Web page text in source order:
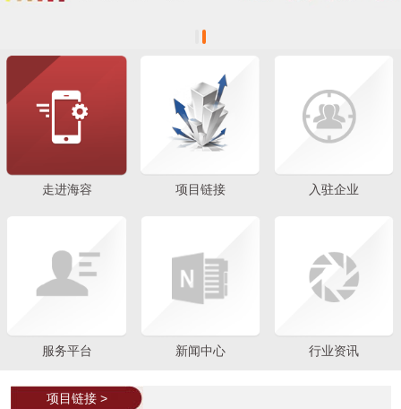
走进海容 项目链接 入驻企业
服务平台 新闻中心 行业资讯
项目链接 >